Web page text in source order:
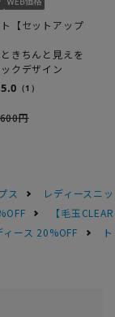
【セットアップ
きちんと見えを
クデザイン
5.0 （1）
円
ス
レディースニ
【毛玉
ィース 20%OFF